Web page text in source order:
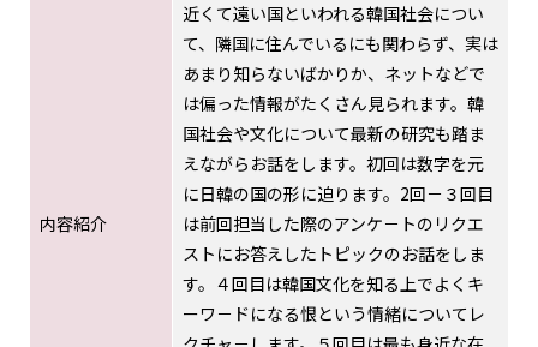
内容紹介
近くて遠い国といわれる韓国社会につい
て、隣国に住んでいるにも関わらず、実は
あまり知らないばかりか、ネットなどで
は偏った情報がたくさん見られます。韓
国社会や文化について最新の研究も踏ま
えながらお話をします。初回は数字を元
に日韓の国の形に迫ります。2回－３回目
は前回担当した際のアンケ－トのリクエ
ストにお答えしたトピックのお話をしま
す。４回目は韓国文化を知る上でよくキ
ーワ－ドになる恨という情緒についてレ